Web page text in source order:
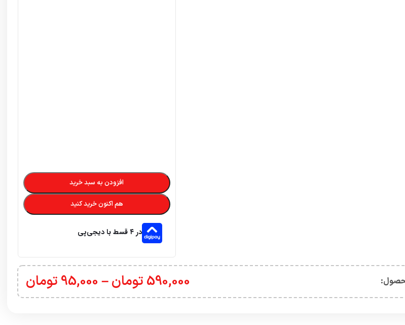
افزودن به سبد خرید
هم اکنون خرید کنید
در ۴ قسط با دیجی‌پی
590,000 تومان–
95,000 تومان